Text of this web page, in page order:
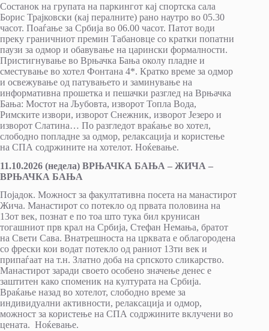
Состанок на групата на паркингот кај спортска сала
Борис Трајковски (кај пералните) рано наутро во 05.30
часот. Поаѓање за Србија во 06.00 часот. Патот води
преку граничниот премин Табановце со кратки попатни
паузи за одмор и обавување на царински формалности.
Пристигнување во Врњачка Бања околу пладне и
сместување во хотел Фонтана 4*. Кратко време за одмор
и освежување од патувањето и заминување на
информативна прошетка и пешачки разглед на Врњачка
Бања: Мостот на Љубовта, изворот Топла Вода,
Римските извори, изворот Снежник, изворот Језеро и
изворот Слатина… По разгледот враќање во хотел,
слободно попладне за одмор, релаксација и користење
на СПА содржините на хотелот. Ноќевање.
11.10.2026 (недела) ВРЊАЧКА БАЊА – ЖИЧА –
ВРЊАЧКА БАЊА
Појадок. Moжност за факултативна посета на манастирот
Жича. Манастирот со потекло од првата половина на
13от век, познат е по тоа што тука бил крунисан
тогашниот прв крал на Србија, Стефан Немања, братот
на Свети Сава. Внатрешноста на црквата е облагородена
со фрески кои водат потекло од раниот 13ти век и
припаѓаат на т.н. Златно доба на српското сликарство.
Манастирот заради своето особено значење денес е
заштитен како споменик на културата на Србија.
Враќање назад во хотелот, слободно време за
индивидуални активности, релаксација и одмор,
можност за користење на СПА содржините вклучени во
цената. Ноќевањe.